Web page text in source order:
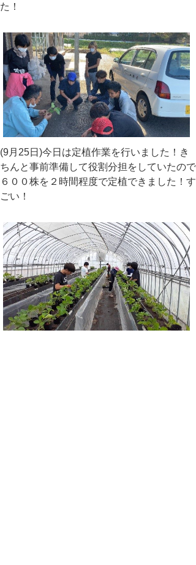
た！
(9月25日)今日は定植作業を行いました！き
ちんと事前準備して役割分担をしていたので
６００株を２時間程度で定植できました！す
ごい！